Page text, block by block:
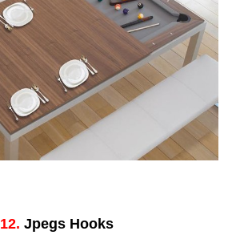
12. Jpegs Hooks